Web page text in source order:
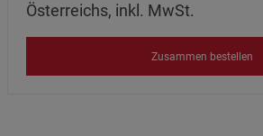
Österreichs, inkl. MwSt.
Zusammen bestellen